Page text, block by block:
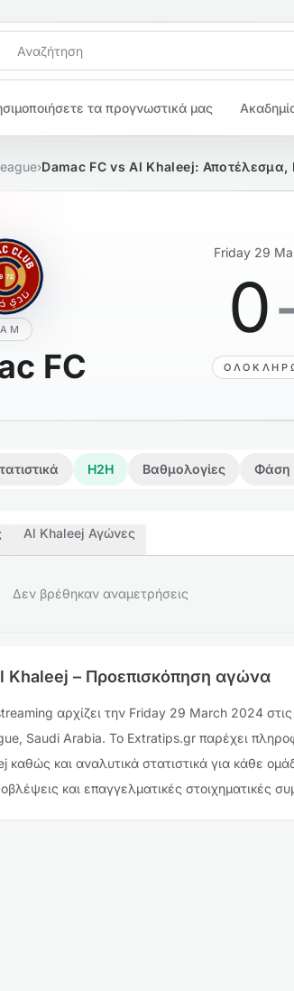
τα προγνωστικά μας
›Damac FC vs Al Khaleej: Αποτέλεσμα,
FC
Friday 29
0
H2H Βαθμολογίες Φάση
Al Khaleej Αγώνες
Δεν βρέθηκαν αναμετρήσεις
Khaleej – Προεπισκόπηση αγώνα
αρχίζει την Friday 29 March 2024
Saudi Arabia. Το Extratips.gr παρέχει
καθώς και αναλυτικά στατιστικά για κάθε
και επαγγελματικές στοιχηματικές